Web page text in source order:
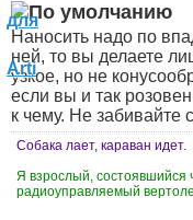
Наносить надо по
ней, то вы делаете
узкое, но не
если вы и так
к чему. Не забивайте
Собака лает, караван идет.
Я взрослый, состоявшийся
радиоуправляемый